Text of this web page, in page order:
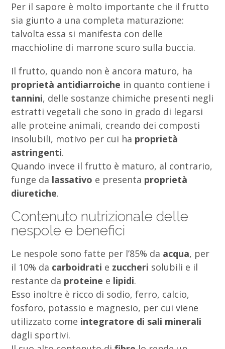
Per il sapore è molto importante che il frutto
sia giunto a una completa maturazione:
talvolta essa si manifesta con delle
macchioline di marrone scuro sulla buccia.
Il frutto, quando non è ancora maturo, ha
proprietà antidiarroiche in quanto contiene i
tannini, delle sostanze chimiche presenti negli
estratti vegetali che sono in grado di legarsi
alle proteine animali, creando dei composti
insolubili, motivo per cui ha proprietà
astringenti.
Quando invece il frutto è maturo, al contrario,
funge da lassativo e presenta proprietà
diuretiche.
Contenuto nutrizionale delle
nespole e benefici
Le nespole sono fatte per l’85% da acqua, per
il 10% da carboidrati e zuccheri solubili e il
restante da proteine e lipidi.
Esso inoltre è ricco di sodio, ferro, calcio,
fosforo, potassio e magnesio, per cui viene
utilizzato come integratore di sali minerali
dagli sportivi.